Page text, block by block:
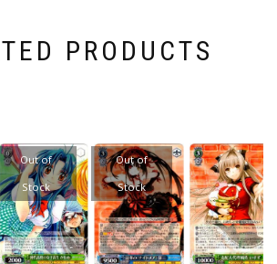
PRODUCTS
Out of
Stock
Out of
Stock